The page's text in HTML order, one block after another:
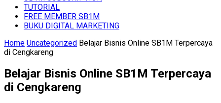
TUTORIAL
FREE MEMBER SB1M
BUKU DIGITAL MARKETING
Home Uncategorized Belajar Bisnis Online SB1M Terpercaya
di Cengkareng
Belajar Bisnis Online SB1M Terpercaya
di Cengkareng